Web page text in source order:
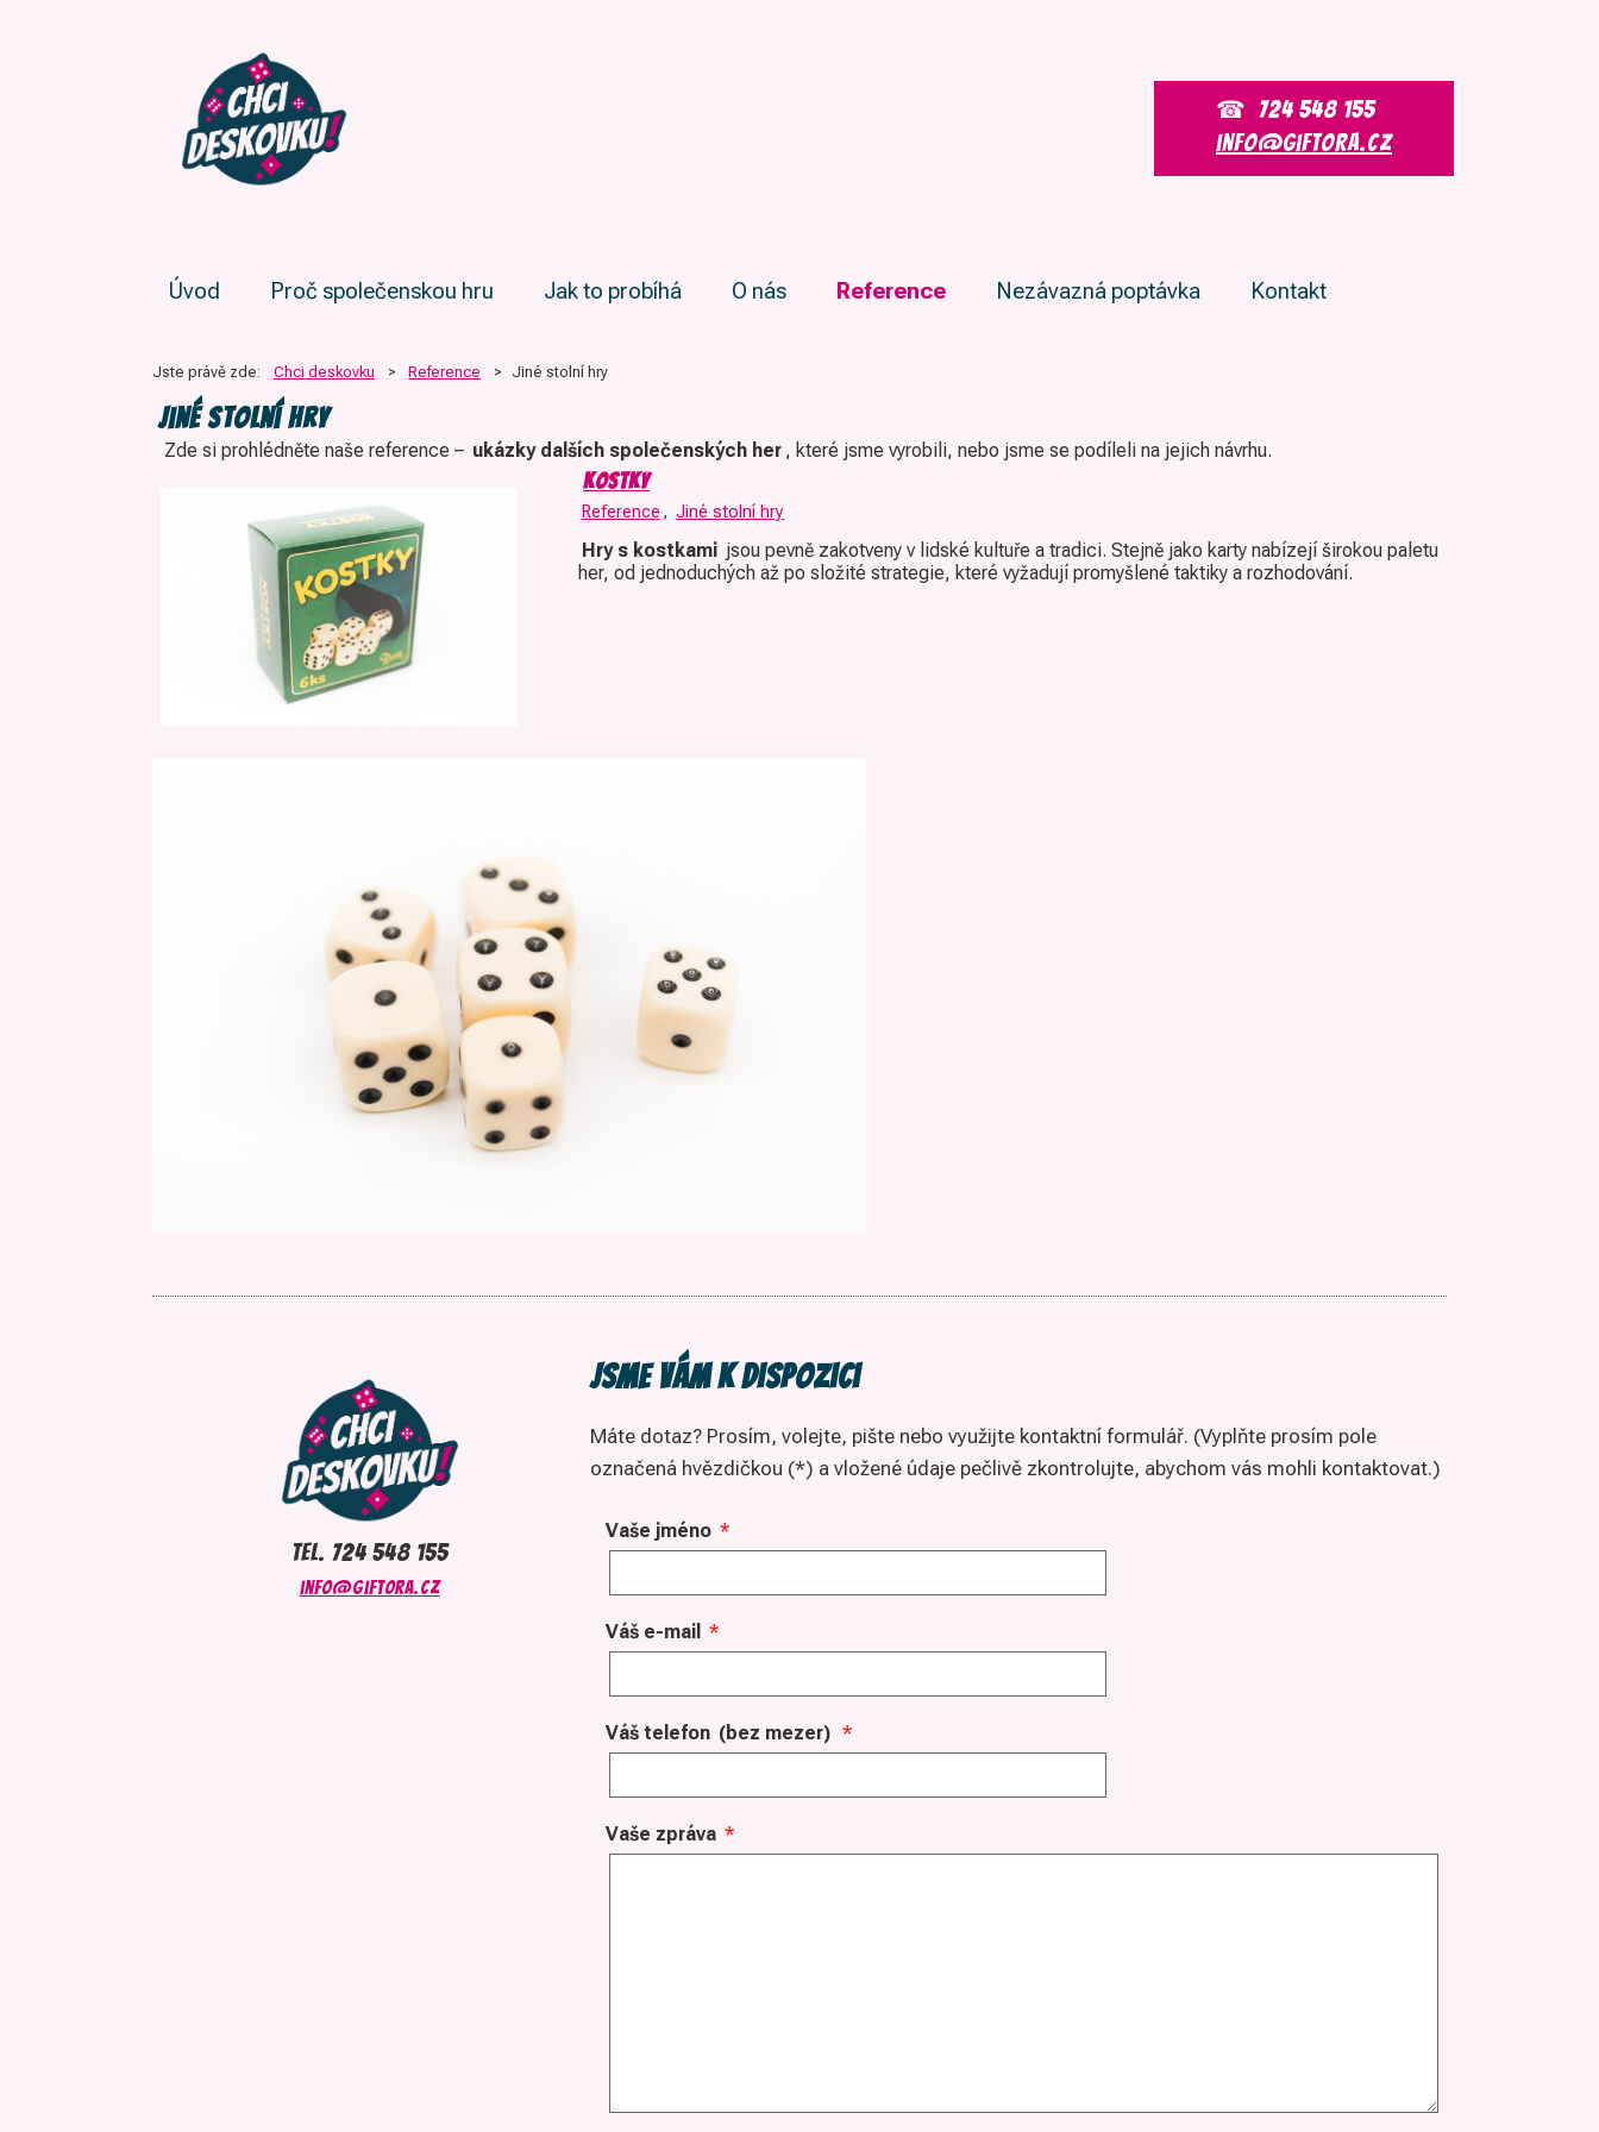
724 548 155
info@giftora.cz
Úvod Proč společenskou hru Jak to probíhá O nás Reference Nezávazná poptávka Kontakt
Jste právě zde: Chci deskovku > Reference > Jiné stolní hry
Jiné stolní hry
Zde si prohlédněte naše reference – ukázky dalších společenských her , které jsme vyrobili, nebo jsme se podíleli na jejich návrhu.
Kostky
Reference , Jiné stolní hry
Hry s kostkami jsou pevně zakotveny v lidské kultuře a tradici. Stejně jako karty nabízejí širokou paletu
her, od jednoduchých až po složité strategie, které vyžadují promyšlené taktiky a rozhodování.
tel. 724 548 155
info@giftora.cz
Jsme vám k dispozici
Máte dotaz? Prosím, volejte, pište nebo využijte kontaktní formulář. (Vyplňte prosím pole
označená hvězdičkou (*) a vložené údaje pečlivě zkontrolujte, abychom vás mohli kontaktovat.)
Vaše jméno *
Váš e-mail *
Váš telefon (bez mezer) *
Vaše zpráva *